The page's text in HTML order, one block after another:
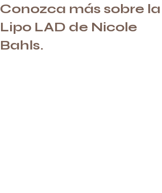
Conozca más sobre la
Lipo LAD de Nicole
Bahls.